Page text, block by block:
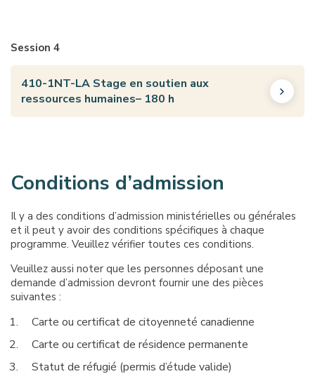
Session 4
410-1NT-LA Stage en soutien aux
ressources humaines– 180 h
Conditions d’admission
Il y a des conditions d’admission ministérielles ou générales
et il peut y avoir des conditions spécifiques à chaque
programme. Veuillez vérifier toutes ces conditions.
Veuillez aussi noter que les personnes déposant une
demande d’admission devront fournir une des pièces
suivantes :
Carte ou certificat de citoyenneté canadienne
Carte ou certificat de résidence permanente
Statut de réfugié (permis d’étude valide)